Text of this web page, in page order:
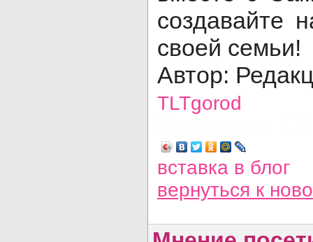
создавайте
своей семьи!
Автор:
TLTgorod
вставка в блог
вернуться к